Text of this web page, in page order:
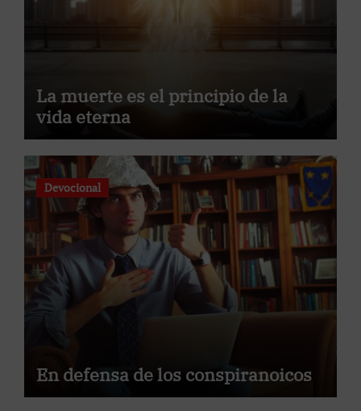
La muerte es el principio de la
vida eterna
Devocional
En defensa de los conspiranoicos